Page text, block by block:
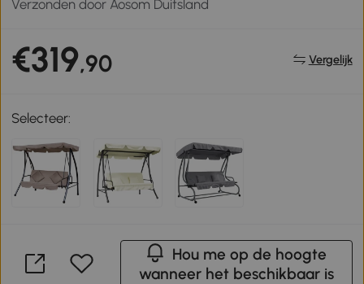
Verzonden door Aosom Duitsland
€319,90 Vergelijk
Selecteer:
Hou me op de hoogte
wanneer het beschikbaar is